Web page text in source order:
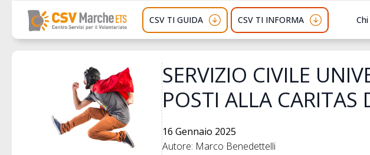
CSV TI GUIDA CSV TI INFORMA
SERVIZIO CIVILE
POSTI ALLA CARITAS
16 Gennaio 2025
Autore: Marco Benedettelli